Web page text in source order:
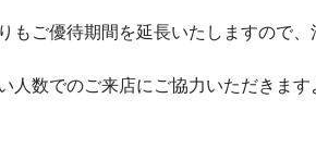
もご優待期間を延長いたしますので
人数でのご来店にご協力いただきます